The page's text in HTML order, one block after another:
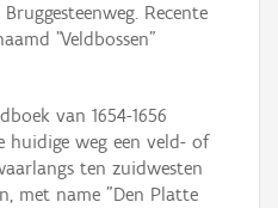
Recente
"Veldbossen"
van 1654-1656
weg een veld- of
ten zuidwesten
met name "Den Platte